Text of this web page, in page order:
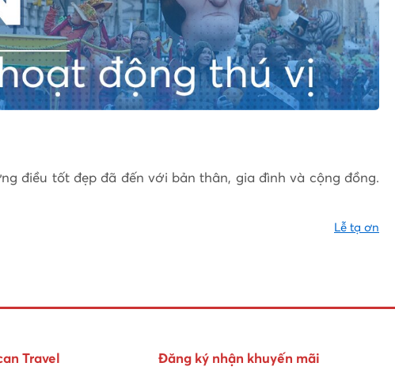
điều tốt đẹp đã đến với bản thân, gia đình và cộng đồng.
Lễ tạ ơn
Travel Đăng ký nhận khuyến mãi